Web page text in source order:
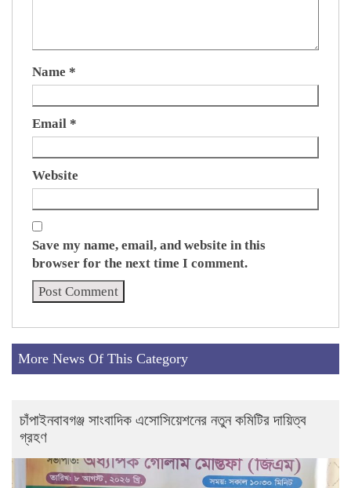
Name *
Email *
Website
Save my name, email, and website in this
browser for the next time I comment.
More News Of This Category
চাঁপাইনবাবগঞ্জ সাংবাদিক এসোসিয়েশনের নতুন কমিটির দায়িত্ব
গ্রহণ